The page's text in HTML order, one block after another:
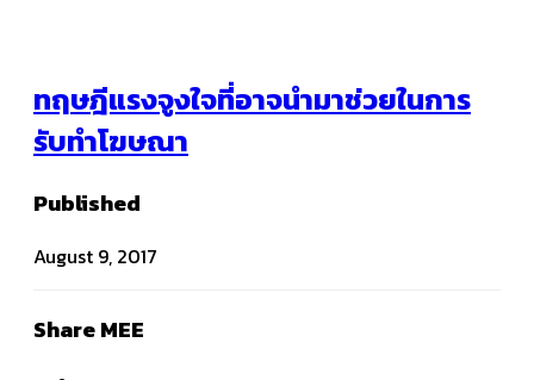
ทฤษฎีแรงจูงใจที่อาจนำมาช่วยในการ
รับทำโฆษณา
Published
August 9, 2017
Share MEE